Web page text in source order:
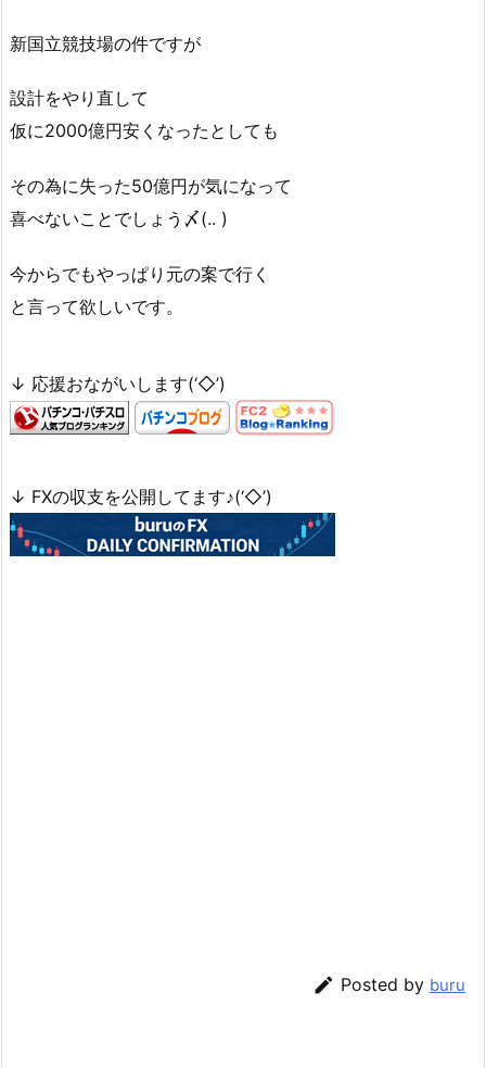
新国立競技場の件ですが
設計をやり直して
仮に2000億円安くなったとしても
その為に失った50億円が気になって
喜べないことでしょう〆(.. )
今からでもやっぱり元の案で行く
と言って欲しいです。
↓ 応援おながいします(‘◇’)ゞ
↓ FXの収支を公開してます♪(‘◇’)ゞ
 Posted by buru